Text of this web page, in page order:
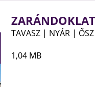
TAVASZ | NYÁR |
1,04 MB